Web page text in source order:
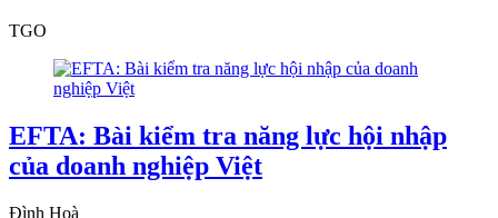
TGO
EFTA: Bài kiểm tra năng lực hội nhập
của doanh nghiệp Việt
Đình Hoà